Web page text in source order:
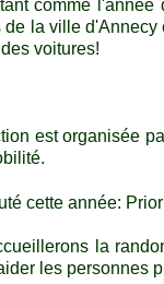
comme
de la ville
voitures!
est organisée
cette année:
la
les personnes